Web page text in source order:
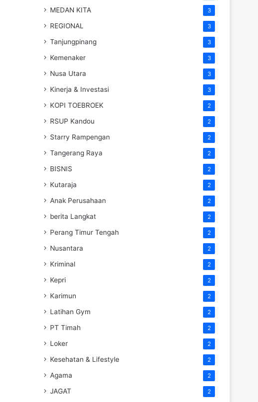
MEDAN KITA 3
REGIONAL 3
Tanjungpinang 3
Kemenaker 3
Nusa Utara 3
Kinerja & Investasi 3
KOPI TOEBROEK 2
RSUP Kandou 2
Starry Rampengan 2
Tangerang Raya 2
BISNIS 2
Kutaraja 2
Anak Perusahaan 2
berita Langkat 2
Perang Timur Tengah 2
Nusantara 2
Kriminal 2
Kepri 2
Karimun 2
Latihan Gym 2
PT Timah 2
Loker 2
Kesehatan & Lifestyle 2
Agama 2
JAGAT 2